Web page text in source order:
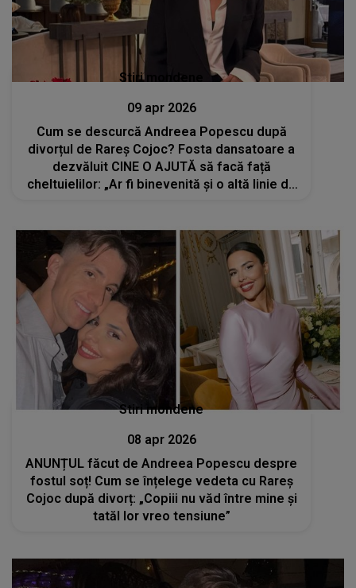
Stiri mondene
09 apr 2026
Cum se descurcă Andreea Popescu după
divorțul de Rareș Cojoc? Fosta dansatoare a
dezvăluit CINE O AJUTĂ să facă față
cheltuielilor: „Ar fi binevenită și o altă linie de
Stiri mondene
08 apr 2026
ANUNȚUL făcut de Andreea Popescu despre
fostul soț! Cum se înțelege vedeta cu Rareș
Cojoc după divorț: „Copiii nu văd între mine și
tatăl lor vreo tensiune”